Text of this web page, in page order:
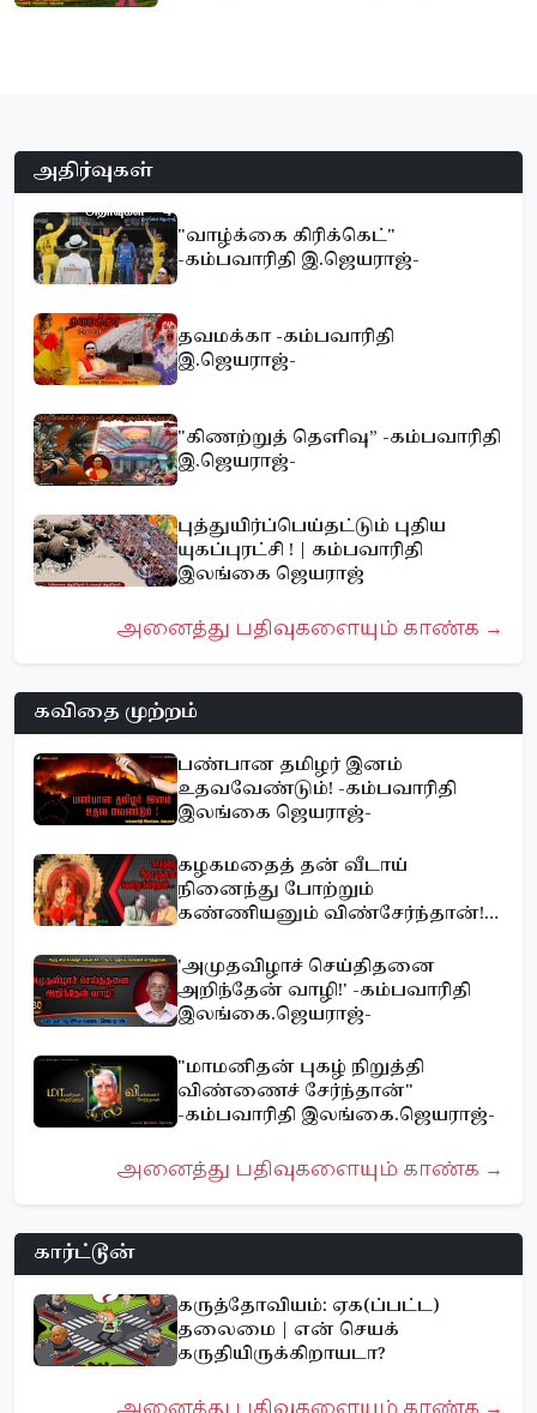
அதிர்வுகள்
"வாழ்க்கை கிரிக்கெட்"
-கம்பவாரிதி இ.ஜெயராஜ்-
தவமக்கா -கம்பவாரிதி
இ.ஜெயராஜ்-
"கிணற்றுத் தெளிவு” -கம்பவாரிதி
இ.ஜெயராஜ்-
புத்துயிர்ப்பெய்தட்டும் புதிய
யுகப்புரட்சி ! | கம்பவாரிதி
இலங்கை ஜெயராஜ்
அனைத்து பதிவுகளையும் காண்க →
கவிதை முற்றம்
பண்பான தமிழர் இனம்
உதவவேண்டும்! -கம்பவாரிதி
இலங்கை ஜெயராஜ்-
கழகமதைத் தன் வீடாய்
நினைந்து போற்றும்
கண்ணியனும் விண்சேர்ந்தான்!
'அமுதவிழாச் செய்திதனை
அறிந்தேன் வாழி!' -கம்பவாரிதி
இலங்கை.ஜெயராஜ்-
"மாமனிதன் புகழ் நிறுத்தி
விண்ணைச் சேர்ந்தான்"
-கம்பவாரிதி இலங்கை.ஜெயராஜ்-
அனைத்து பதிவுகளையும் காண்க →
கார்ட்டூன்
கருத்தோவியம்: ஏக(ப்பட்ட)
தலைமை | என் செயக்
கருதியிருக்கிறாயடா?